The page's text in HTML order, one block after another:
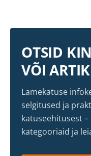
OTSID
VÕI
Lamekatuse
selgitused ja
katuseehitusest
kategooriaid ja